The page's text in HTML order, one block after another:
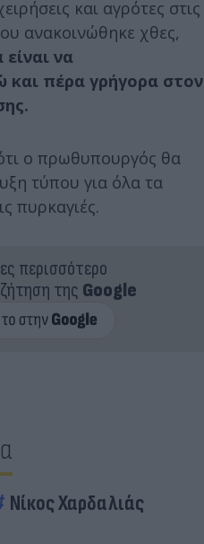
και αγρότες στις
ανακοινώθηκε χθες,
να
πέρα γρήγορα στον
ο πρωθυπουργός θα
τύπου για όλα τα
πυρκαγιές.
περισσότερο
της Google
Νίκος Χαρδαλιάς